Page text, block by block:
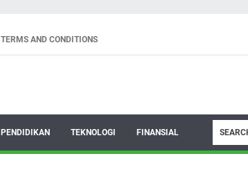
TERMS AND CONDITIONS
PENDIDIKAN TEKNOLOGI FINANSIAL